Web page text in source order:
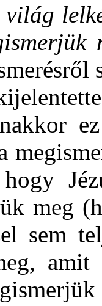
meg
sem
amit